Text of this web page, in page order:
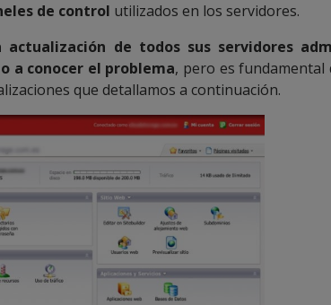
de control utilizados en los servidores.
actualización de todos sus servidores
a conocer el problema, pero es fundamental
que detallamos a continuación.